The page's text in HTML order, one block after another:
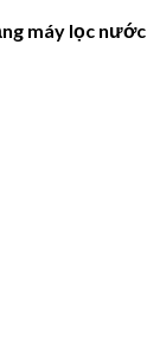
máy lọc nước